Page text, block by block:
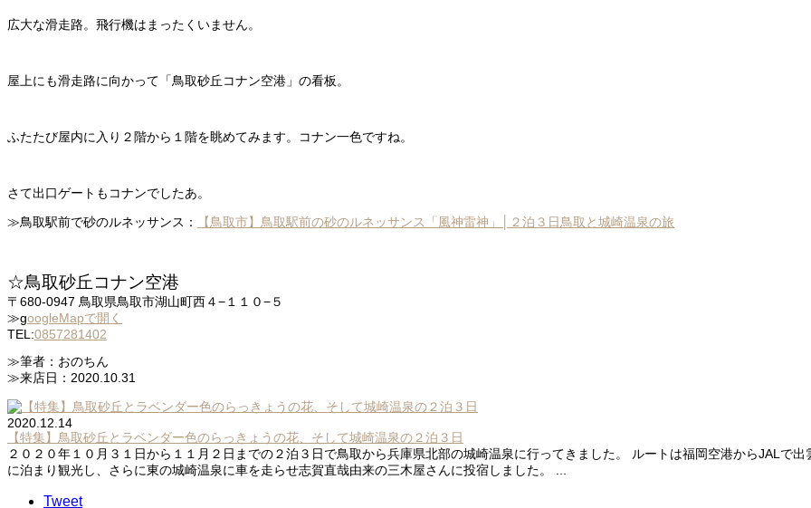
広大な滑走路。飛行機はまったくいません。
屋上にも滑走路に向かって「鳥取砂丘コナン空港」の看板。
ふたたび屋内に入り２階から１階を眺めてみます。コナン一色ですね。
さて出口ゲートもコナンでしたあ。
≫鳥取駅前で砂のルネッサンス：
【鳥取市】鳥取駅前の砂のルネッサンス「風神雷神」│２泊３日鳥取と城崎温泉の旅
☆鳥取砂丘コナン空港
〒680-0947 鳥取県鳥取市湖山町西４−１１０−５
≫googleMapで開く
TEL:0857281402
≫筆者：おのちん
≫来店日：2020.10.31
2020.12.14
【特集】鳥取砂丘とラベンダー色のらっきょうの花、そして城崎温泉の２泊３日
２０２０年１０月３１日から１１月２日までの２泊３日で鳥取から兵庫県北部の城崎温泉に行ってきました。 ルートは福岡空港からJALで
に泊まり観光し、さらに東の城崎温泉に車を走らせ志賀直哉由来の三木屋さんに投宿しました。 ...
Tweet